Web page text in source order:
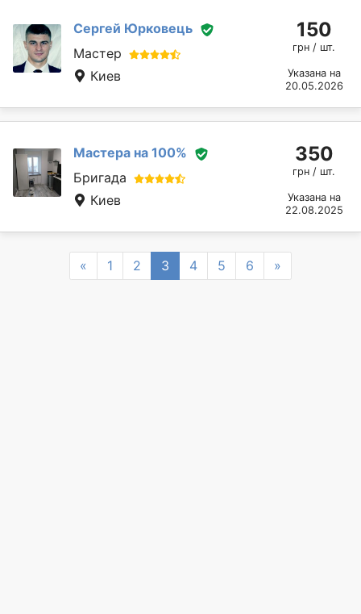
Сергей Юрковець
Мастер
Киев
150
грн / шт.
Указана на
20.05.2026
Мастера на 100%
Бригада
Киев
350
грн / шт.
Указана на
22.08.2025
« Previous
1 2 3 4 5 6 »